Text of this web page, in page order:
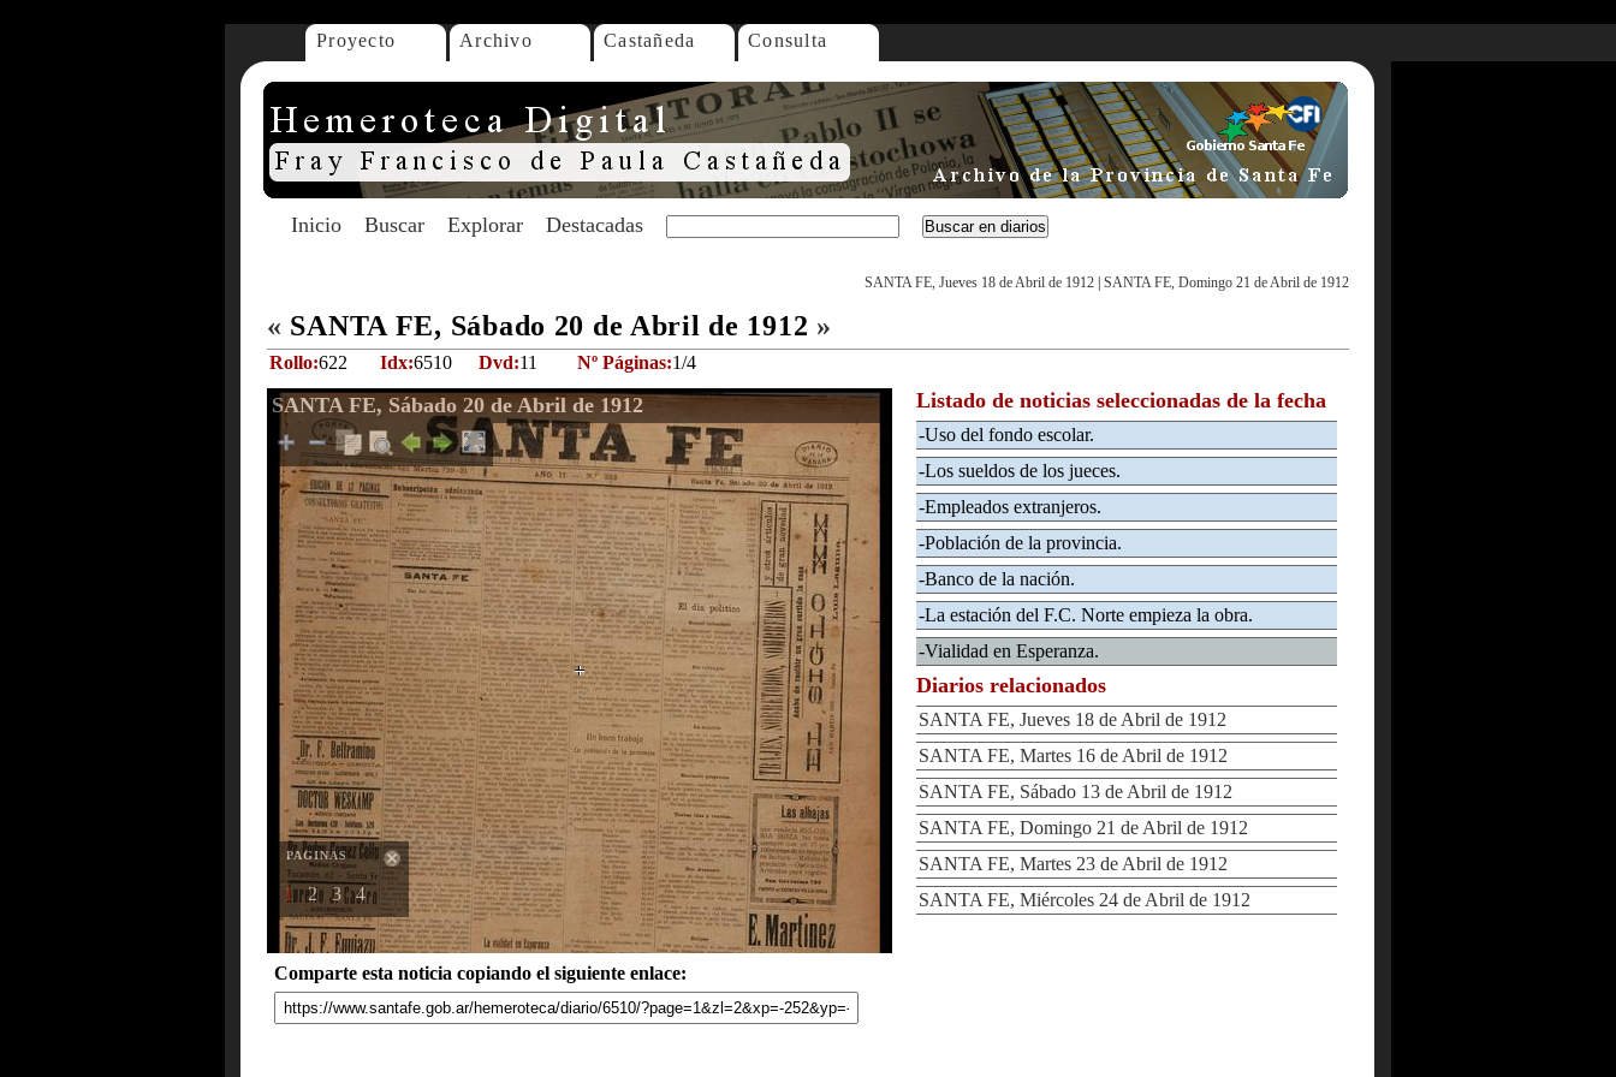
Proyecto Archivo Castañeda Consulta
Inicio Buscar Explorar Destacadas
SANTA FE, Jueves 18 de Abril de 1912 SANTA FE, Domingo 21 de Abril de 1912
« SANTA FE, Sábado 20 de Abril de 1912 »
Rollo:622 Idx:6510 Dvd:11 Nº Páginas:1/4
SANTA FE, Sábado 20 de Abril de 1912
PAGINAS
1 2 3 4
Comparte esta noticia copiando el siguiente enlace:
Listado de noticias seleccionadas de la fecha
-Uso del fondo escolar.
-Los sueldos de los jueces.
-Empleados extranjeros.
-Población de la provincia.
-Banco de la nación.
-La estación del F.C. Norte empieza la obra.
-Vialidad en Esperanza.
Diarios relacionados
SANTA FE, Jueves 18 de Abril de 1912
SANTA FE, Martes 16 de Abril de 1912
SANTA FE, Sábado 13 de Abril de 1912
SANTA FE, Domingo 21 de Abril de 1912
SANTA FE, Martes 23 de Abril de 1912
SANTA FE, Miércoles 24 de Abril de 1912